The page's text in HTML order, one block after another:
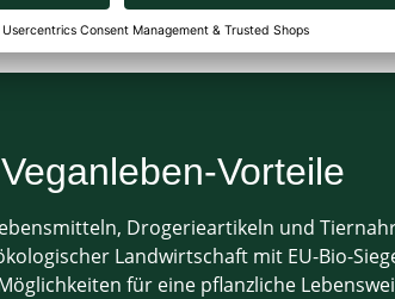
Vorteile
Drogerieartikeln und
Landwirtschaft mit EU-Bio-
für eine pflanzliche